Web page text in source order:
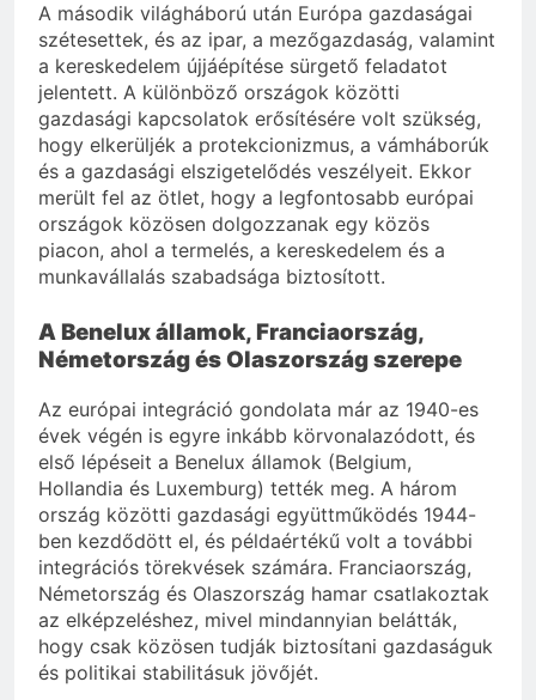
A második világháború után Európa gazdaságai
szétesettek, és az ipar, a mezőgazdaság, valamint
a kereskedelem újjáépítése sürgető feladatot
jelentett. A különböző országok közötti
gazdasági kapcsolatok erősítésére volt szükség,
hogy elkerüljék a protekcionizmus, a vámháborúk
és a gazdasági elszigetelődés veszélyeit. Ekkor
merült fel az ötlet, hogy a legfontosabb európai
országok közösen dolgozzanak egy közös
piacon, ahol a termelés, a kereskedelem és a
munkavállalás szabadsága biztosított.
A Benelux államok, Franciaország,
Németország és Olaszország szerepe
Az európai integráció gondolata már az 1940-es
évek végén is egyre inkább körvonalazódott, és
első lépéseit a Benelux államok (Belgium,
Hollandia és Luxemburg) tették meg. A három
ország közötti gazdasági együttműködés 1944-
ben kezdődött el, és példaértékű volt a további
integrációs törekvések számára. Franciaország,
Németország és Olaszország hamar csatlakoztak
az elképzeléshez, mivel mindannyian belátták,
hogy csak közösen tudják biztosítani gazdaságuk
és politikai stabilitásuk jövőjét.